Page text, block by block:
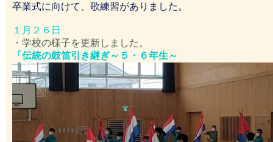
卒業式に向けて、歌練習がありました。
１月２６日
・学校の様子を更新しました。
「伝統の鼓笛引き継ぎ～５・６年生～